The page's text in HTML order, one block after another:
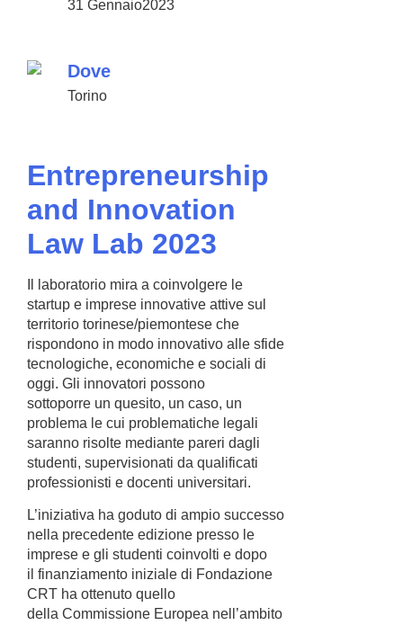
Entrepreneurship
and Innovation
Law Lab 2023
Il laboratorio mira a coinvolgere le
startup e imprese innovative attive sul
territorio torinese/piemontese che
rispondono in modo innovativo alle sfide
tecnologiche, economiche e sociali di
oggi. Gli innovatori possono
sottoporre un quesito, un caso, un
problema le cui problematiche legali
saranno risolte mediante pareri dagli
studenti, supervisionati da qualificati
professionisti e docenti universitari.
L’iniziativa ha goduto di ampio successo
nella precedente edizione presso le
imprese e gli studenti coinvolti e dopo
il finanziamento iniziale di Fondazione
CRT ha ottenuto quello
della Commissione Europea nell’ambito
31 Gennaio2023
Dove
Torino